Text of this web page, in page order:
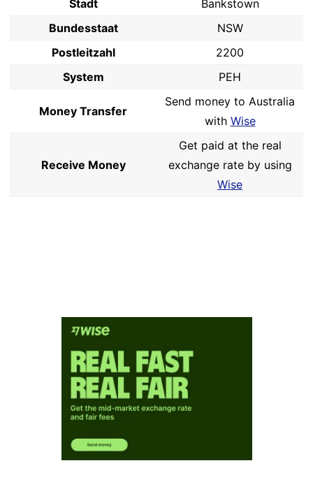
Stadt
Bankstown
Bundesstaat
NSW
Postleitzahl
2200
System
PEH
Money Transfer
Send money to Australia
with Wise
Receive Money
Get paid at the real
exchange rate by using
Wise